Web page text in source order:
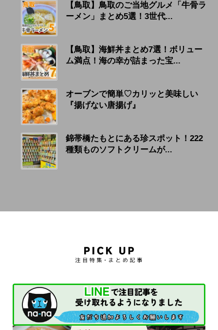
【鳥取】鳥取のご当地グルメ「牛骨ラ
ーメン」まとめ5選！3世代...
【鳥取】海鮮丼まとめ7選！ボリュー
ム満点！海の幸が詰まった宝...
オーブンで簡単♡カリッと美味しい
『揚げない唐揚げ』
錦帯橋たもとにある珍スポット！222
種類ものソフトクリームが...